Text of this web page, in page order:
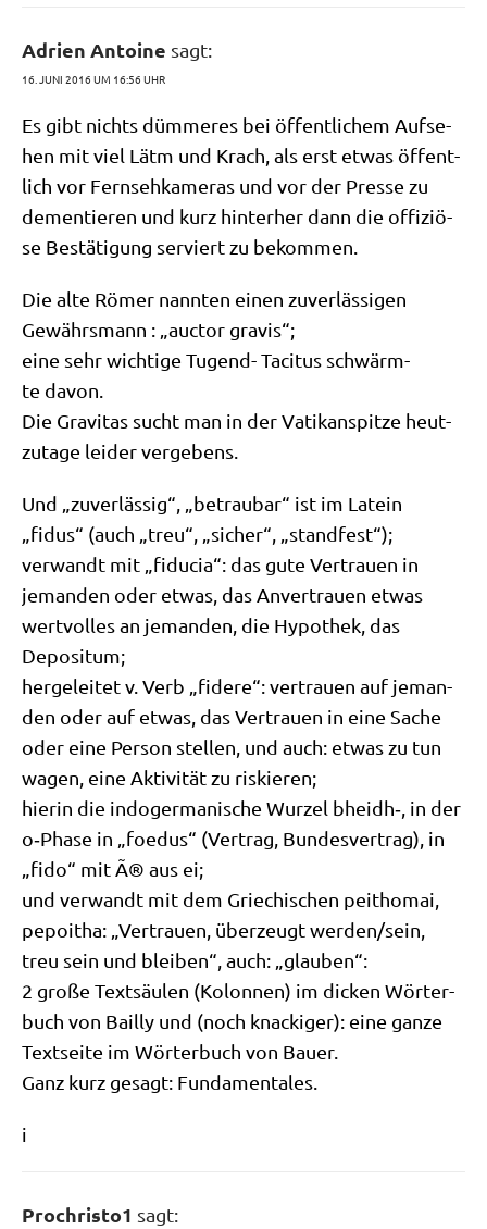
Adrien Antoine sagt:
16. JUNI 2016 UM 16:56 UHR
Es gibt nichts düm­me­res bei öffent­li­chem Auf­se­
hen mit viel Lätm und Krach, als erst etwas öffent­
lich vor Fern­seh­ka­me­ras und vor der Pres­se zu
demen­tie­ren und kurz hin­ter­her dann die offi­ziö­
se Bestä­ti­gung ser­viert zu bekommen.
Die alte Römer nann­ten einen zuver­läs­si­gen
Gewährs­mann : „auc­tor gravis“;
eine sehr wich­ti­ge Tugend- Taci­tus schwärm­
te davon.
Die Gra­vi­tas sucht man in der Vati­kan­spit­ze heut­
zu­ta­ge lei­der vergebens.
Und „zuver­läs­sig“, „betrau­bar“ ist im Latein
„fidus“ (auch „treu“, „sicher“, „stand­fest“);
ver­wandt mit „fidu­cia“: das gute Ver­trau­en in
jeman­den oder etwas, das Anver­trau­en etwas
wert­vol­les an jeman­den, die Hypo­thek, das
Depositum;
her­ge­lei­tet v. Verb „fide­re“: ver­trau­en auf jeman­
den oder auf etwas, das Ver­trau­en in eine Sache
oder eine Per­son stel­len, und auch: etwas zu tun
wagen, eine Akti­vi­tät zu riskieren;
hier­in die indo­ger­ma­ni­sche Wur­zel bheidh‑, in der
o‑Phase in „foedus“ (Ver­trag, Bun­des­ver­trag), in
„fido“ mit Ã® aus ei;
und ver­wandt mit dem Grie­chi­schen peit­ho­mai,
pepoi­tha: „Ver­trau­en, über­zeugt werden/​sein,
treu sein und blei­ben“, auch: „glau­ben“:
2 gro­ße Text­säu­len (Kolon­nen) im dicken Wör­ter­
buch von Bail­ly und (noch knacki­ger): eine gan­ze
Text­sei­te im Wör­ter­buch von Bauer.
Ganz kurz gesagt: Fundamentales.
i
Prochristo1 sagt: